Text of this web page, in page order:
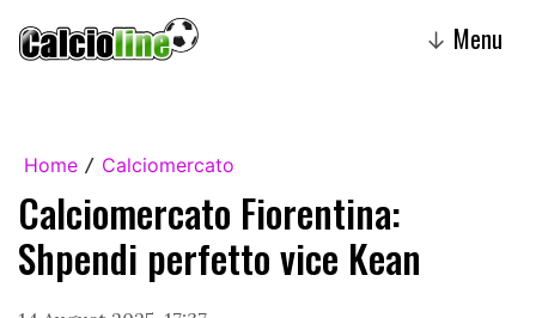
↓ Menu
Home / Calciomercato
Calciomercato Fiorentina:
Shpendi perfetto vice Kean